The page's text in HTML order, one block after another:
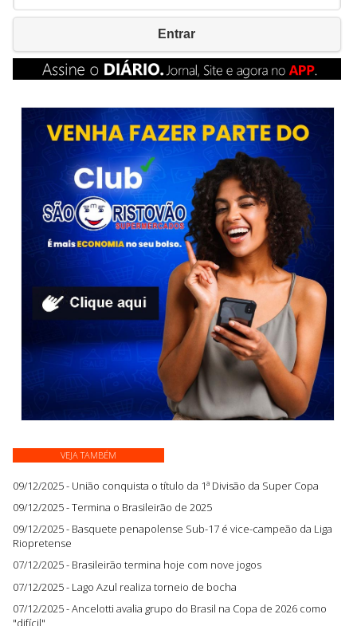
Entrar
VEJA TAMBÉM
09/12/2025 - União conquista o título da 1ª Divisão da Super Copa
09/12/2025 - Termina o Brasileirão de 2025
09/12/2025 - Basquete penapolense Sub-17 é vice-campeão da Liga
Riopretense
07/12/2025 - Brasileirão termina hoje com nove jogos
07/12/2025 - Lago Azul realiza torneio de bocha
07/12/2025 - Ancelotti avalia grupo do Brasil na Copa de 2026 como
"difícil"